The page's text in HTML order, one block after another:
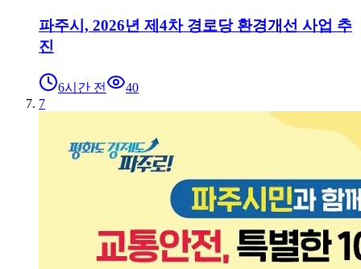
파주시, 2026년 제4차 경로당 환경개선 사업 추
진
6시간 전
40
7